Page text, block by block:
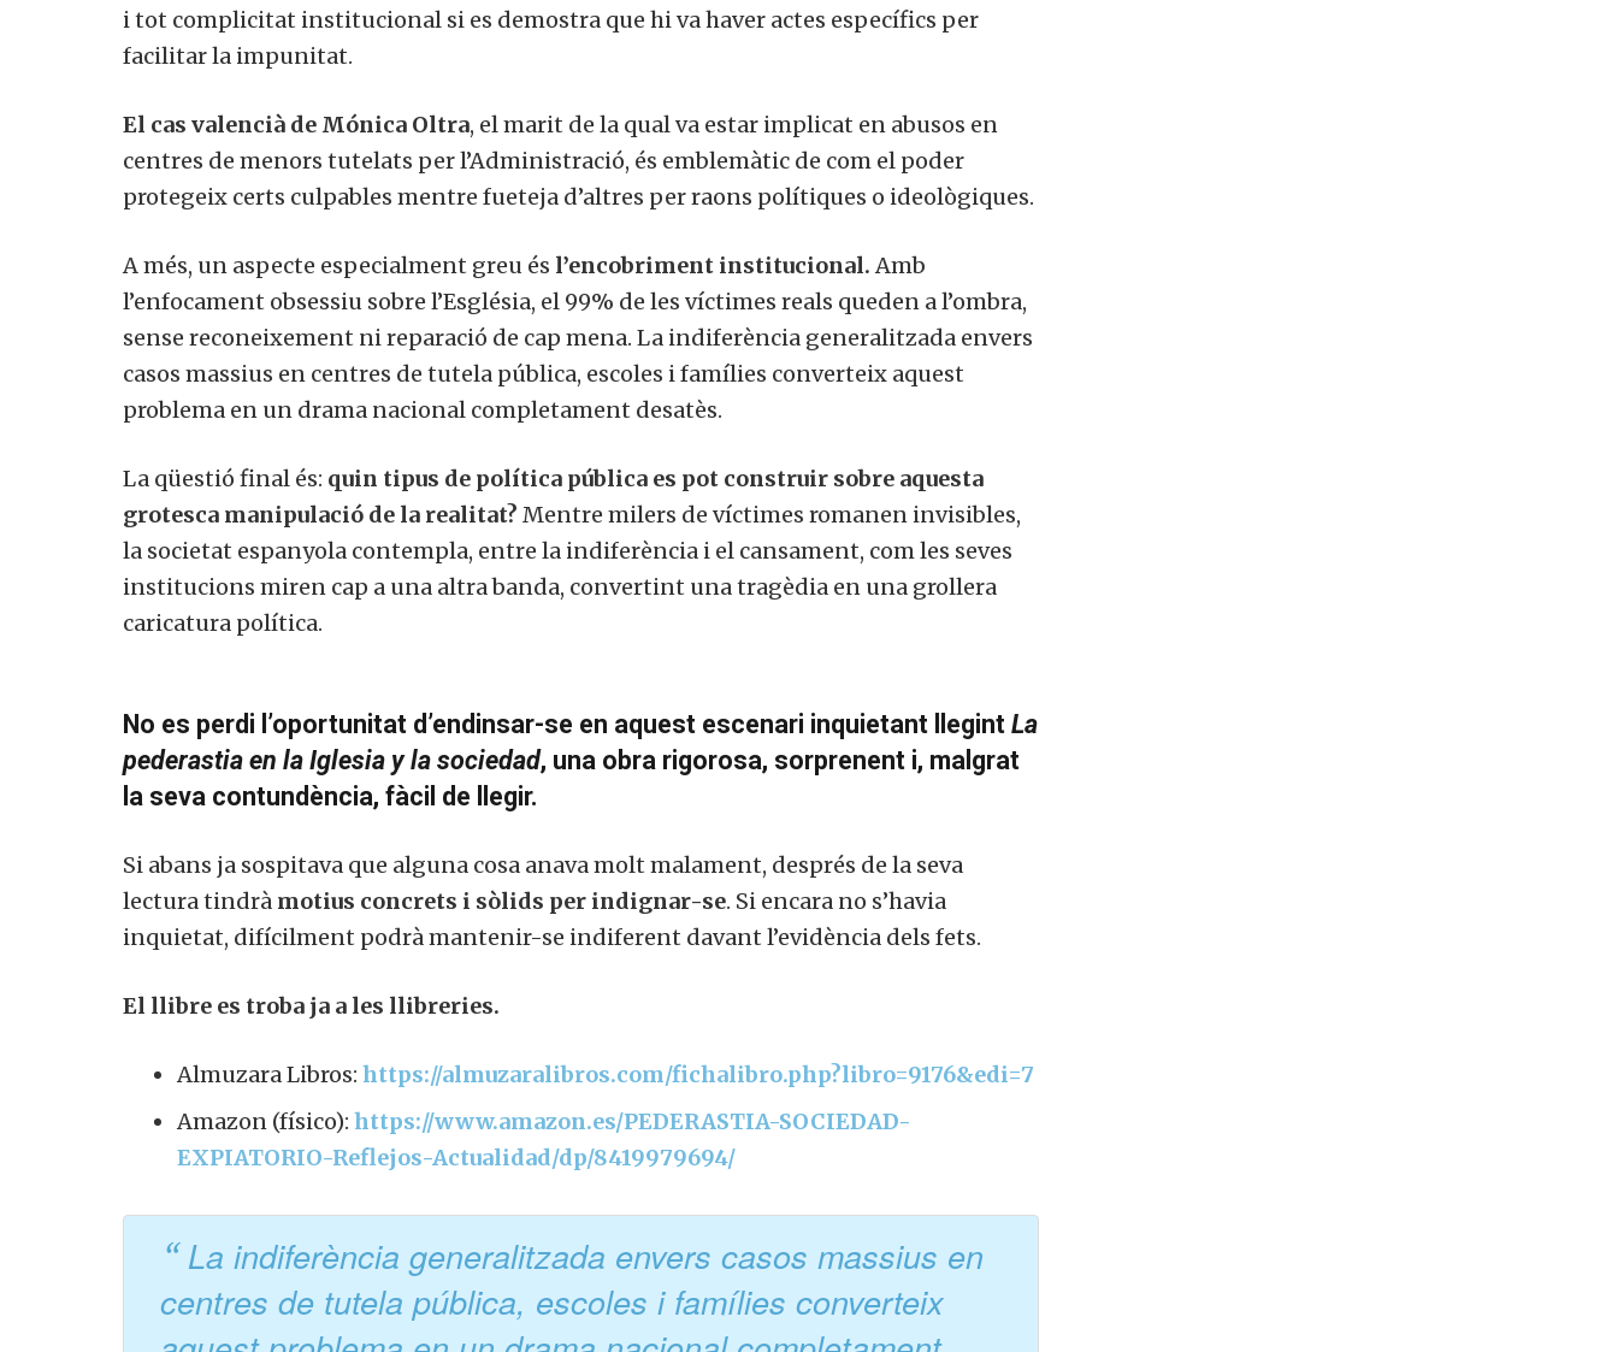
i tot complicitat institucional si es demostra que hi va haver actes específics per
facilitar la impunitat.
El cas valencià de Mónica Oltra, el marit de la qual va estar implicat en abusos en
centres de menors tutelats per l’Administració, és emblemàtic de com el poder
protegeix certs culpables mentre fueteja d’altres per raons polítiques o ideològiques.
A més, un aspecte especialment greu és l’encobriment institucional. Amb
l’enfocament obsessiu sobre l’Església, el 99% de les víctimes reals queden a l’ombra,
sense reconeixement ni reparació de cap mena. La indiferència generalitzada envers
casos massius en centres de tutela pública, escoles i famílies converteix aquest
problema en un drama nacional completament desatès.
La qüestió final és: quin tipus de política pública es pot construir sobre aquesta
grotesca manipulació de la realitat? Mentre milers de víctimes romanen invisibles,
la societat espanyola contempla, entre la indiferència i el cansament, com les seves
institucions miren cap a una altra banda, convertint una tragèdia en una grollera
caricatura política.
No es perdi l’oportunitat d’endinsar-se en aquest escenari inquietant llegint La
pederastia en la Iglesia y la sociedad, una obra rigorosa, sorprenent i, malgrat
la seva contundència, fàcil de llegir.
Si abans ja sospitava que alguna cosa anava molt malament, després de la seva
lectura tindrà motius concrets i sòlids per indignar-se. Si encara no s’havia
inquietat, difícilment podrà mantenir-se indiferent davant l’evidència dels fets.
El llibre es troba ja a les llibreries.
Almuzara Libros: https://almuzaralibros.com/fichalibro.php?libro=9176&edi=7
Amazon (físico): https://www.amazon.es/PEDERASTIA-SOCIEDAD-
EXPIATORIO-Reflejos-Actualidad/dp/8419979694/
La indiferència generalitzada envers casos massius en
centres de tutela pública, escoles i famílies converteix